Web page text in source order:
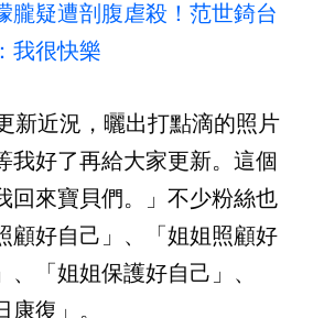
朧疑遭剖腹虐殺！范世錡台
我很快樂
新近況，曬出打點滴的照片
我好了再給大家更新。這個
回來寶貝們。」不少粉絲也
顧好自己」、「姐姐照顧好
、「姐姐保護好自己」、
康復」。